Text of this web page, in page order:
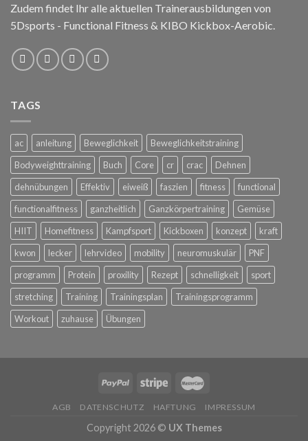
Zudem findet Ihr alle aktuellen Trainerausbildungen von
5Dsports - Functional Fitness & KIBO Kickbox-Aerobic.
TAGS
ac anleitung Beweglichkeit
Beweglichkeitstraining
Bodyweighttraining
Buch Core cr crac
Dehnen
dehnübungen
Effektiv eiweiß faszien fitness
functional
functionalfitness
ganzheitlich Ganzkörpertraining
Gemüse
HIIT
Homefitness Kampfsport Kickboxen konzept
kraft
kwon
lecker lehrvideo mobility neuromuskulär
PNF
programm
Protein proxility Rezept schnelligkeit
sport
stretching
Training Trainingsplan
Trainingsprogramm
Workout
zuhause Übungen
AGB DATENSCHUTZ HAFTUNG IMPRESSUM
Copyright 2026 © UX Themes